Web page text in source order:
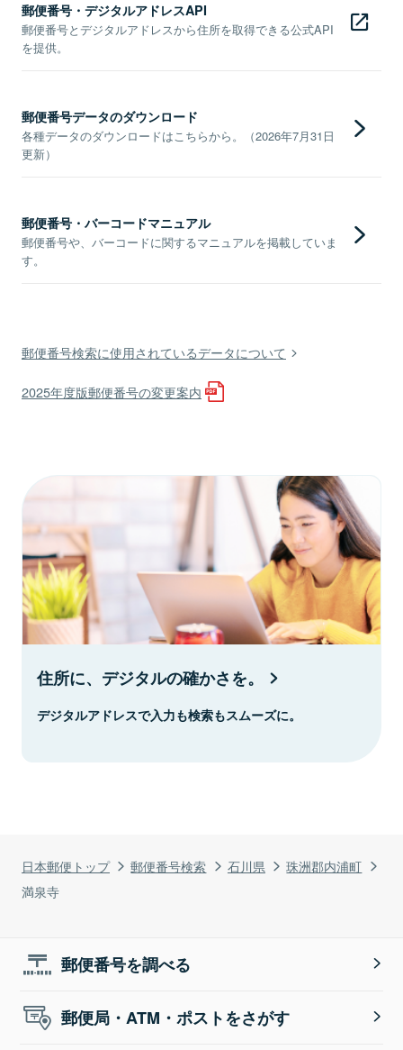
日本郵便トップ 郵便番号検索 石川県
珠洲郡内浦町
満泉寺
郵便番号・デジタルアドレスAPI
郵便番号とデジタルアドレスから住所を取得できる公式API
を提供。
郵便番号データのダウンロード
各種データのダウンロードはこちらから。（2026年7月31日
更新）
郵便番号・バーコードマニュアル
郵便番号や、バーコードに関するマニュアルを掲載していま
す。
郵便番号検索に使用されているデータについて
2025年度版郵便番号の変更案内
住所に、デジタルの確かさを。
デジタルアドレスで入力も検索もスムーズに。
郵便番号を調べる
郵便局・ATM・ポストをさがす